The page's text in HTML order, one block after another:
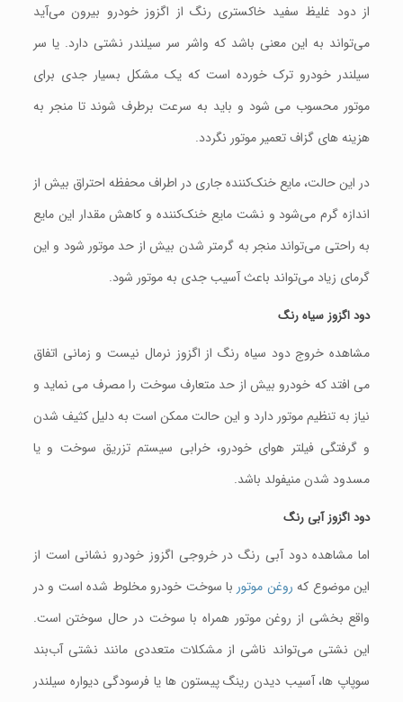
از دود غلیظ سفید خاکستری رنگ از اگزوز خودرو بیرون می‌آید
می‌تواند به این معنی باشد که واشر سر سیلندر نشتی دارد. یا سر
سیلندر خودرو ترک خورده است که یک مشکل بسیار جدی برای
موتور محسوب می شود و باید به سرعت برطرف شوند تا منجر به
هزینه های گزاف تعمیر موتور نگردد.
در این حالت، مایع خنک‌کننده جاری در اطراف محفظه‌ احتراق بیش از
اندازه گرم می‌شود و نشت مایع خنک‌کننده و کاهش مقدار این مایع
به راحتی می‌تواند منجر به گرمتر شدن بیش از حد موتور شود و این
گرمای زیاد می‌تواند باعث آسیب جدی به موتور شود.
دود اگزوز سیاه رنگ
مشاهده خروج دود سیاه رنگ از اگزوز نرمال نیست و زمانی اتفاق
می افتد که خودرو بیش از حد متعارف سوخت را مصرف می نماید و
نیاز به تنظیم موتور دارد و این حالت ممکن است به دلیل کثیف شدن
و گرفتگی فیلتر هوای خودرو، خرابی سیستم تزریق سوخت و یا
مسدود شدن منیفولد باشد.
دود اگزوز آبی رنگ
اما مشاهده دود آبی رنگ در خروجی اگزوز خودرو نشانی است از
این موضوع که روغن موتور با سوخت خودرو مخلوط شده است و در
واقع بخشی از روغن موتور همراه با سوخت در حال سوختن است.
این نشتی می‌تواند ناشی از مشکلات متعددی مانند نشتی آب‌بند
سوپاپ ها، آسیب دیدن رینگ پیستون ها یا فرسودگی دیواره سیلندر